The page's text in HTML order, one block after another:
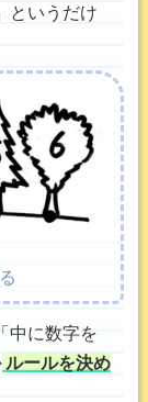
というだけ
中に数字を
ルールを決め